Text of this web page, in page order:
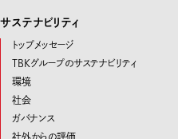
サステナビリティ
トップメッセージ
TBKグループのサステナビリティ
環境
社会
ガバナンス
社外からの評価